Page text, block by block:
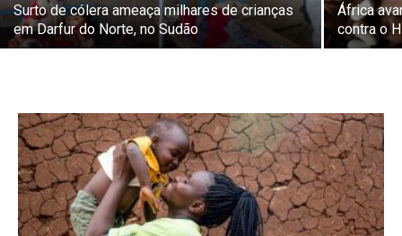
Surto de cólera ameaça milhares de crianças
em Darfur do Norte, no Sudão
África
contra o